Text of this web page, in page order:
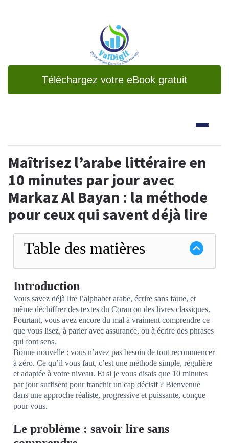
Téléchargez votre eBook gratuit
Maîtrisez l’arabe littéraire en
10 minutes par jour avec
Markaz Al Bayan : la méthode
pour ceux qui savent déjà lire
Table des matières
Introduction
Vous savez déjà lire l’alphabet arabe, écrire sans faute, et
même déchiffrer des textes du Coran ou des livres classiques.
Pourtant, vous avez encore du mal à vraiment comprendre ce
que vous lisez, à parler avec assurance, ou à écrire des phrases
qui font sens.
Bonne nouvelle : vous n’avez pas besoin de tout recommencer
à zéro. Ce qu’il vous faut, c’est une méthode simple, régulière
et adaptée à votre niveau. Et si je vous disais que 10 minutes
par jour suffisent pour franchir un cap décisif ? Bienvenue
dans une approche réaliste, progressive et puissante, conçue
pour vous.
Le problème : savoir lire sans